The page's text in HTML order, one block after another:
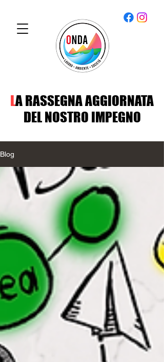
LA RASSEGNA AGGIORNATA
DEL NOSTRO IMPEGNO
Blog